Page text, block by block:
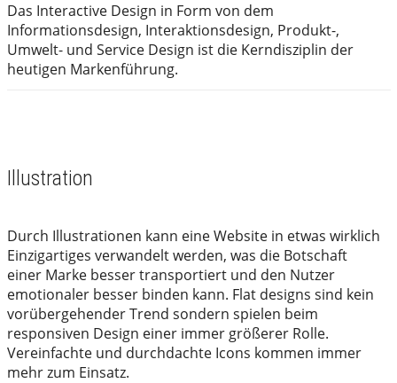
Das Interactive Design in Form von dem
Informationsdesign, Interaktionsdesign, Produkt-,
Umwelt- und Service Design ist die Kerndisziplin der
heutigen Markenführung.
Illustration
Durch Illustrationen kann eine Website in etwas wirklich
Einzigartiges verwandelt werden, was die Botschaft
einer Marke besser transportiert und den Nutzer
emotionaler besser binden kann. Flat designs sind kein
vorübergehender Trend sondern spielen beim
responsiven Design einer immer größerer Rolle.
Vereinfachte und durchdachte Icons kommen immer
mehr zum Einsatz.